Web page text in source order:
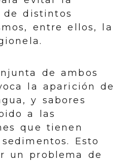
de distintos
entre ellos, la
de ambos
la aparición de
y sabores
a las
que tienen
Esto
un problema de